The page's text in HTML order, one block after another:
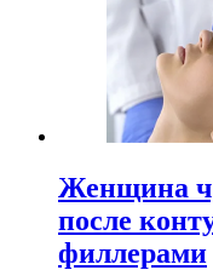
Женщина
после
филлерами